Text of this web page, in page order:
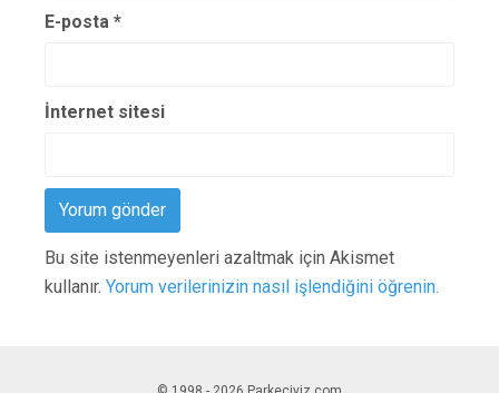
E-posta *
İnternet sitesi
Bu site istenmeyenleri azaltmak için Akismet
kullanır. Yorum verilerinizin nasıl işlendiğini öğrenin.